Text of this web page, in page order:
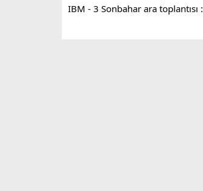
IBM - 3 Sonbahar ara toplantısı